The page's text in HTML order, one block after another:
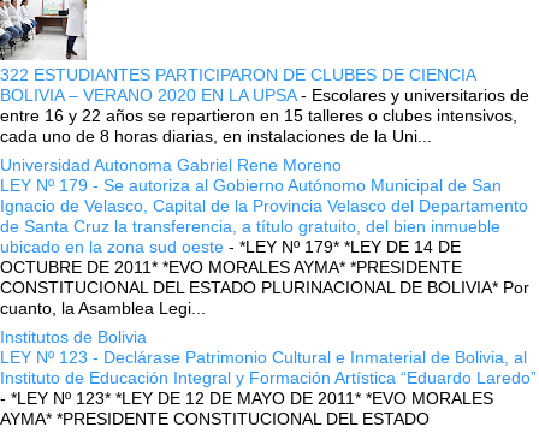
322 ESTUDIANTES PARTICIPARON DE CLUBES DE CIENCIA
BOLIVIA – VERANO 2020 EN LA UPSA- Escolares y universitarios de
entre 16 y 22 años se repartieron en 15 talleres o clubes intensivos,
cada uno de 8 horas diarias, en instalaciones de la Uni...
Universidad Autonoma Gabriel Rene Moreno
LEY Nº 179 - Se autoriza al Gobierno Autónomo Municipal de San
Ignacio de Velasco, Capital de la Provincia Velasco del Departamento
de Santa Cruz la transferencia, a título gratuito, del bien inmueble
ubicado en la zona sud oeste - *LEY Nº 179* *LEY DE 14 DE
OCTUBRE DE 2011* *EVO MORALES AYMA* *PRESIDENTE
CONSTITUCIONAL DEL ESTADO PLURINACIONAL DE BOLIVIA* Por
cuanto, la Asamblea Legi...
Institutos de Bolivia
LEY Nº 123 - Declárase Patrimonio Cultural e Inmaterial de Bolivia, al
Instituto de Educación Integral y Formación Artística “Eduardo Laredo”
- *LEY Nº 123* *LEY DE 12 DE MAYO DE 2011* *EVO MORALES
AYMA* *PRESIDENTE CONSTITUCIONAL DEL ESTADO